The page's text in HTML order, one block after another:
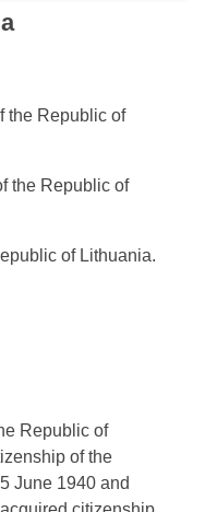
the Republic of
the Republic of
of Lithuania.
Republic of
of the
June 1940 and